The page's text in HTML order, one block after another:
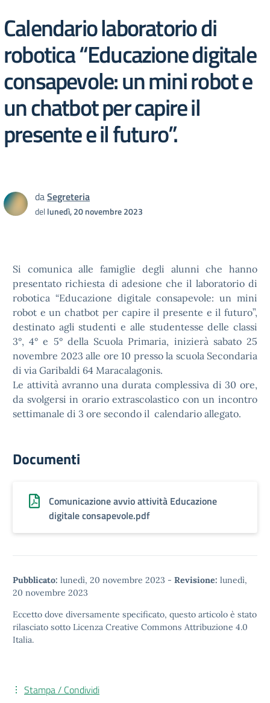
Calendario laboratorio di
robotica “Educazione digitale
consapevole: un mini robot e
un chatbot per capire il
presente e il futuro”.
daSegreteria
dellunedì, 20 novembre 2023
Si comunica alle famiglie degli alunni che hanno
presentato richiesta di adesione che il laboratorio di
robotica “Educazione digitale consapevole: un mini
robot e un chatbot per capire il presente e il futuro”,
destinato agli studenti e alle studentesse delle classi
3°, 4° e 5° della Scuola Primaria, inizierà sabato 25
novembre 2023 alle ore 10 presso la scuola Secondaria
di via Garibaldi 64 Maracalagonis.
Le attività avranno una durata complessiva di 30 ore,
da svolgersi in orario extrascolastico con un incontro
settimanale di 3 ore secondo il calendario allegato.
Documenti
Comunicazione avvio attività Educazione
digitale consapevole.pdf
Pubblicato: lunedì, 20 novembre 2023 - Revisione: lunedì,
20 novembre 2023
Eccetto dove diversamente specificato, questo articolo è stato
rilasciato sotto Licenza Creative Commons Attribuzione 4.0
Italia.
Stampa / Condividi